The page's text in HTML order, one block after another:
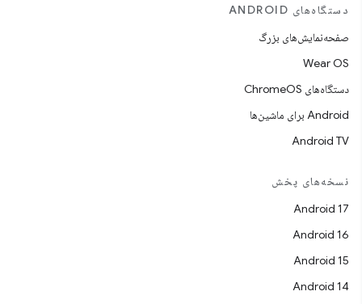
دستگاه‌های ANDROID
صفحه‌نمایش‌های بزرگ
Wear OS
دستگاه‌های ChromeOS
Android برای ماشین‌ها
Android TV
نسخه‌های پخش
Android 17
Android 16
Android 15
Android 14